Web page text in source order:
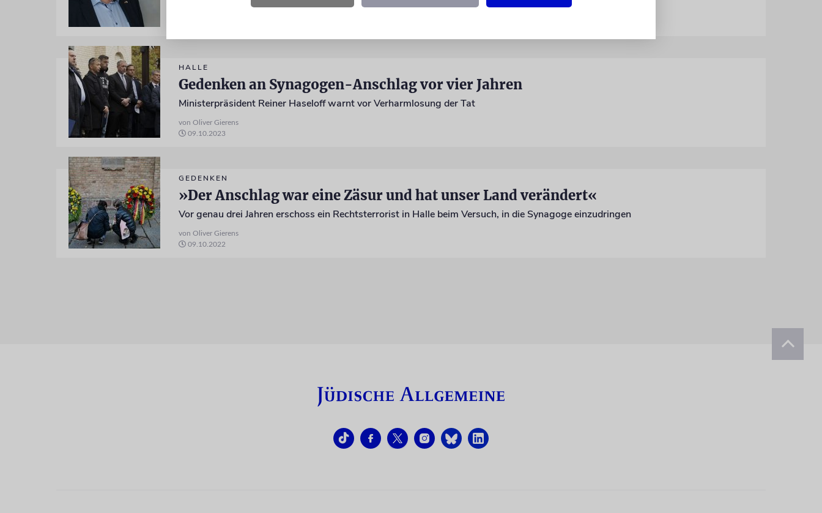
HALLE
Gedenken an Synagogen-Anschlag vor vier Jahren
Ministerpräsident Reiner Haseloff warnt vor Verharmlosung der Tat
von Oliver Gierens
09.10.2023
GEDENKEN
»Der Anschlag war eine Zäsur und hat unser Land verändert«
Vor genau drei Jahren erschoss ein Rechtsterrorist in Halle beim Versuch, in die Synagoge einzudringen
von Oliver Gierens
09.10.2022